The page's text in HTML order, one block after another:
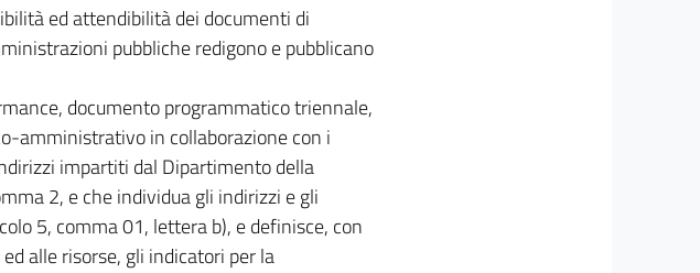
ed attendibilità dei documenti di
pubbliche redigono e pubblicano
documento programmatico triennale,
amministrativo in collaborazione con i
impartiti dal Dipartimento della
2, e che individua gli indirizzi e gli
5, comma 01, lettera b), e definisce, con
alle risorse, gli indicatori per la